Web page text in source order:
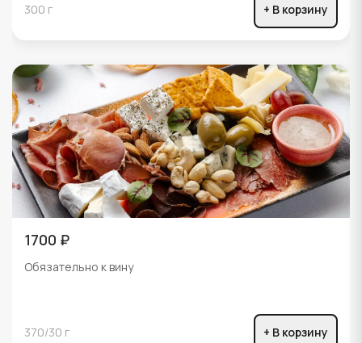
300 г + В корзину
1700 ₽
Обязательно к вину
370/30 г + В корзину